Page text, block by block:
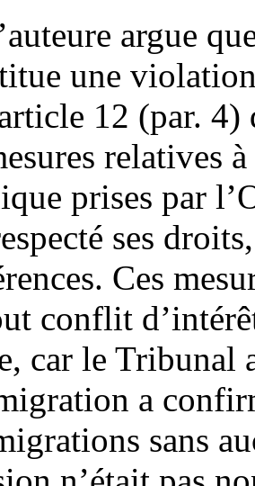
argue
une
12 (par.
relatives
prises par
ses
Ces
conflit
car le Tribunal
a
sans